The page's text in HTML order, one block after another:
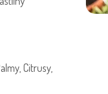
Citrusy,